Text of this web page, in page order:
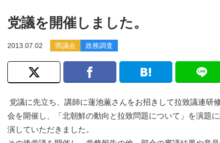
党議を開催しました。
2013.07.02 県議会 政務調査
党議に先立ち、講師に蓮池薫さんをお招きして拉致議連研
会を開催し、「北朝鮮の動向と拉致問題について」を演題
演していただきました。